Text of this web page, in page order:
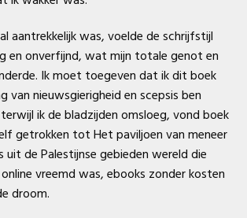
aantrekkelijk was, voelde de schrijfstijl
en onverfijnd, wat mijn totale genot en
Ik moet toegeven dat ik dit boek
van nieuwsgierigheid en scepsis ben
ik de bladzijden omsloeg, vond boek
getrokken tot Het paviljoen van meneer
de Palestijnse gebieden wereld die
vreemd was, ebooks zonder kosten
droom.